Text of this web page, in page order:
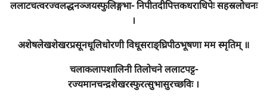
ललाटचत्वरज्वलद्धनञ्जयस्फुलिङ्गभा- निपीतदीपित्तकधराधिपेः सहस्रलोचनः
।
अशेषलेखशेखरप्रसूनधूलिधोरणी विधूसराङ्घ्रिपीठभूषणा मम स्मृतिम् ॥
चलाकलापशालिनी तिलोचने ललाटपट्ट-
रज्यमानचन्द्रशेखरस्फुरत्सुभासुरच्छविः ।